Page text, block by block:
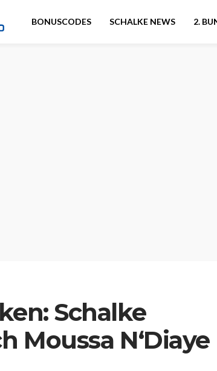
BONUSCODES SCHALKE NEWS 2.
Schalke
Moussa N‘Diaye